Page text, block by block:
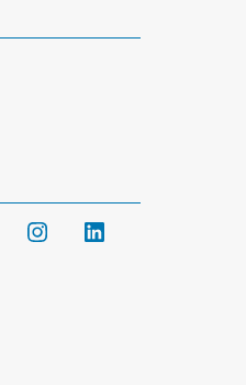
YouTube Instagram